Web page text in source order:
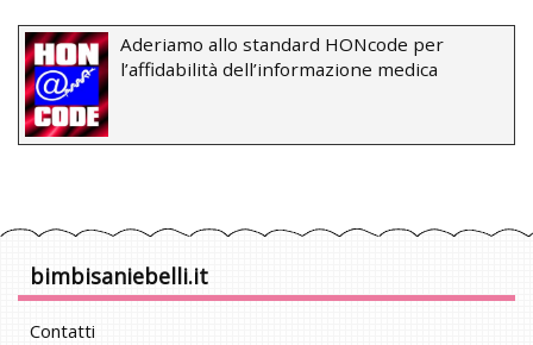
Aderiamo allo standard HONcode per
l’affidabilità dell’informazione medica
bimbisaniebelli.it
Contatti